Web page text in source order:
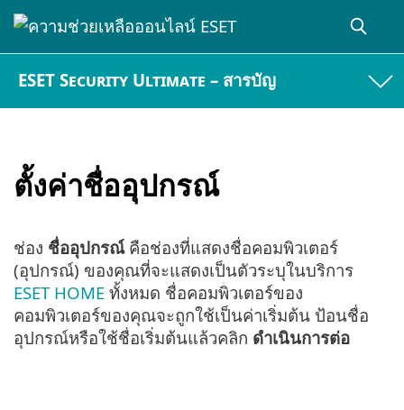
ESET Security Ultimate – สารบัญ
ตั้งค่าชื่ออุปกรณ์
ช่อง ชื่ออุปกรณ์คือช่องที่แสดงชื่อคอมพิวเตอร์
(อุปกรณ์) ของคุณที่จะแสดงเป็นตัวระบุในบริการ
ESET HOME ทั้งหมด ชื่อคอมพิวเตอร์ของ
คอมพิวเตอร์ของคุณจะถูกใช้เป็นค่าเริ่มต้น ป้อนชื่อ
อุปกรณ์หรือใช้ชื่อเริ่มต้นแล้วคลิก ดำเนินการต่อ